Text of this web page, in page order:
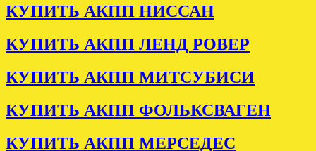
КУПИТЬ АКПП НИССАН
КУПИТЬ АКПП ЛЕНД РОВЕР
КУПИТЬ АКПП МИТСУБИСИ
КУПИТЬ АКПП ФОЛЬКСВАГЕН
КУПИТЬ АКПП МЕРСЕДЕС